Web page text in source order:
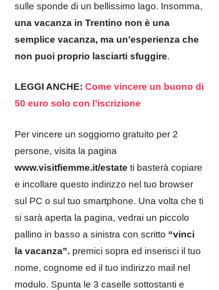
sulle sponde di un bellissimo lago. Insomma,
una vacanza in Trentino non è una
semplice vacanza, ma un’esperienza che
non puoi proprio lasciarti sfuggire.
LEGGI ANCHE: Come vincere un buono di
50 euro solo con l’iscrizione
Per vincere un soggiorno gratuito per 2
persone, visita la pagina
www.visitfiemme.it/estate ti basterà copiare
e incollare questo indirizzo nel tuo browser
sul PC o sul tuo smartphone. Una volta che ti
si sarà aperta la pagina, vedrai un piccolo
pallino in basso a sinistra con scritto “vinci
la vacanza”. premici sopra ed inserisci il tuo
nome, cognome ed il tuo indirizzo mail nel
modulo. Spunta le 3 caselle sottostanti e